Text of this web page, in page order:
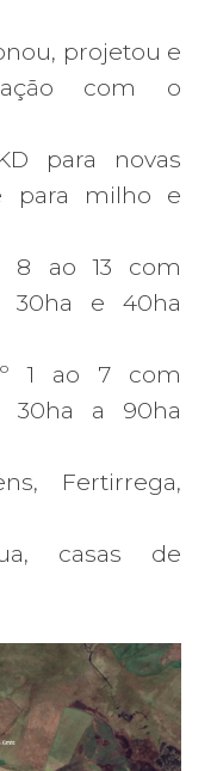
projetou e
com o
para novas
para milho e
8 ao 13 com
30ha e 40ha
1 ao 7 com
30ha a 90ha
Fertirrega,
casas de